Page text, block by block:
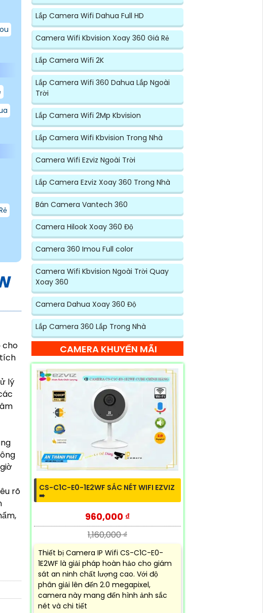
cho
lý
rõ
Lắp Camera Wifi Dahua Full HD
Camera Wifi Kbvision Xoay 360 Giá Rẻ
Lắp Camera Wifi 2K
Lắp Camera Wifi 360 Dahua Lắp Ngoài
Trời
Lắp Camera Wifi 2Mp Kbvision
Lắp Camera Wifi Kbvision Trong Nhà
Camera Wifi Ezviz Ngoài Trời
Lắp Camera Ezviz Xoay 360 Trong Nhà
Bán Camera Vantech 360
Camera Hilook Xoay 360 Độ
Camera 360 Imou Full color
Camera Wifi Kbvision Ngoài Trời Quay
Xoay 360
Camera Dahua Xoay 360 Độ
Lắp Camera 360 Lắp Trong Nhà
CAMERA KHUYẾN MÃI
CS-C1C-E0-1E2WF SẮC NÉT WIFI EZVIZ
➠
960,000 ₫
1,160,000 ₫
Thiết bị Camera IP Wifi CS-C1C-E0-
1E2WF là giải pháp hoàn hảo cho giám
sát an ninh chất lượng cao. Với độ
phân giải lên đến 2.0 megapixel,
camera này mang đến hình ảnh sắc
nét và chi tiết